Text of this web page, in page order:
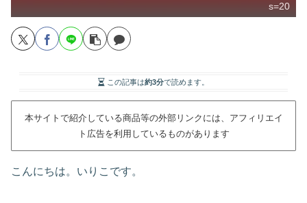
s=20
この記事は約3分で読めます。
本サイトで紹介している商品等の外部リンクには、アフィリエイ
ト広告を利用しているものがあります
こんにちは。いりこです。